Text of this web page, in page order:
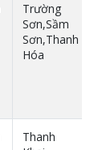
Trường
Sơn,Sầm
Sơn,Thanh
Hóa
Thanh